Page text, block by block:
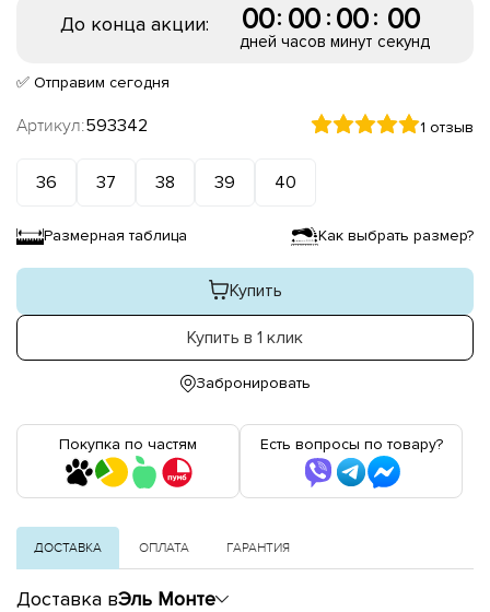
До конца акции: 00
дней
: 00
часов
: 00
минут
: 00
секунд
✅ Отправим сегодня
Артикул:593342 1 отзыв
36 37 38 39 40
Размерная таблица Как выбрать размер?
Купить
Купить в 1 клик
Забронировать
Покупка по частям Есть вопросы по товару?
ДОСТАВКА ОПЛАТА ГАРАНТИЯ
Доставка вЭль Монте